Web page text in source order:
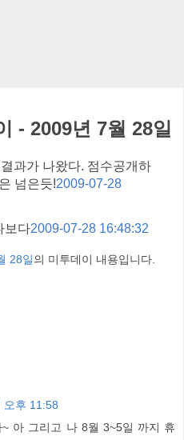
- 2009년 7월 28일
과가 나왔다. 점수공개하
넘은듯!2009-07-28
보다2009-07-28 16:48:32
28일의 미투데이 내용입니다.
오후 11:58
~ 아 그리고 나 8월 3~5일 까지 휴